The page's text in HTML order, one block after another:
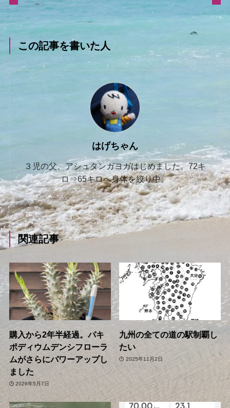
この記事を書いた人
はげちゃん
３児の父、アシュタンガヨガはじめました。72キ
ロ⇒65キロへ身体を絞り中。
関連記事
購入から2年半経過。パキ
ポディウムデンシフローラ
ムがさらにパワーアップし
ました
2026年5月7日
九州の全ての道の駅制覇し
たい
2025年11月2日